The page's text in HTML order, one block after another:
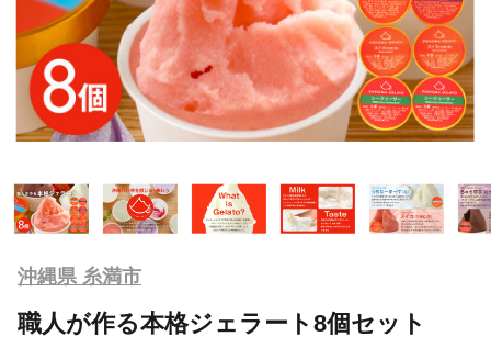
沖縄県 糸満市
職人が作る本格ジェラート8個セット